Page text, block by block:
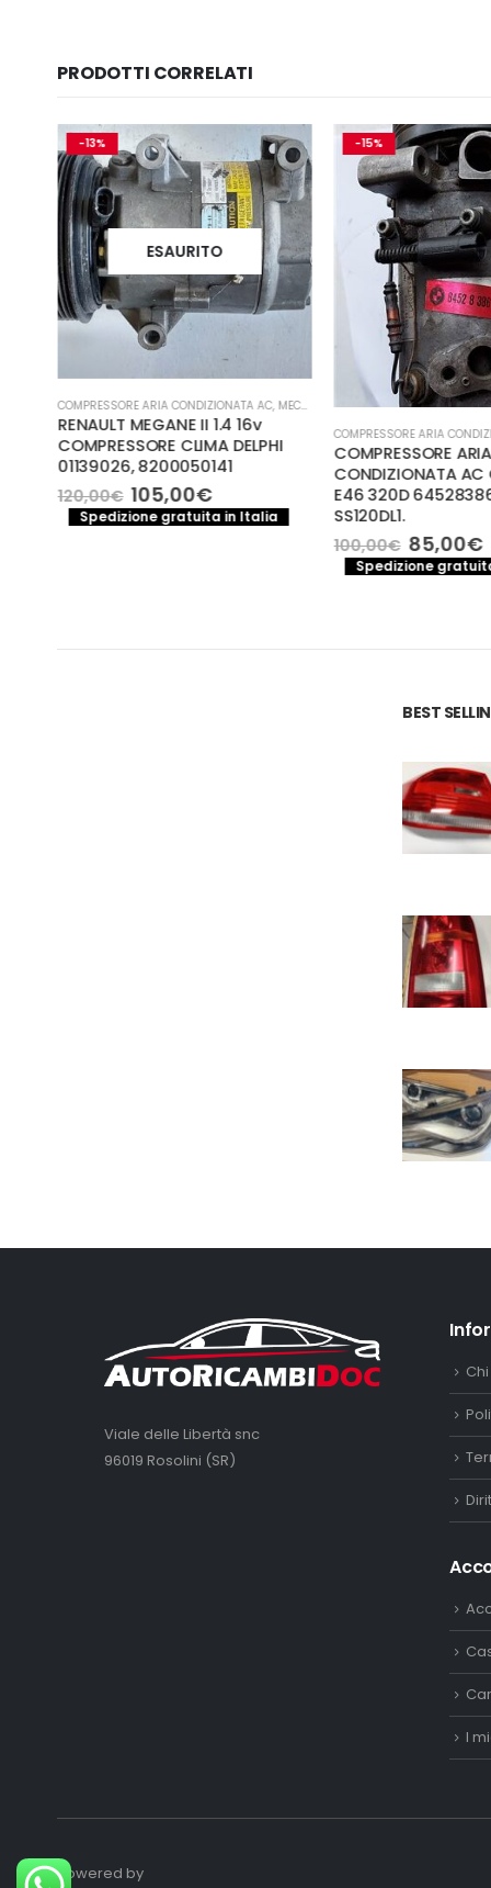
PRODOTTI CORRELATI
-13%
ESAURITO
COMPRESSORE ARIA CONDIZIONATA AC, MECCANICA E PERFORMANCE
RENAULT MEGANE II 1.4 16v
COMPRESSORE CLIMA DELPHI
01139026, 8200050141
120,00€ Il
prezzo
originale
105,00€Il
prezzo
attuale
Spedizione gratuita in Italia
-15%
COMPRESSORE ARIA
COMPRESSORE ARIA
CONDIZIONATA AC
E46 320D
SS120DL1.
100,00€ Il
prezzo
85,00€Il
Spedizione
BEST
Viale delle Libertà snc
96019 Rosolini (SR)
I
Powered by